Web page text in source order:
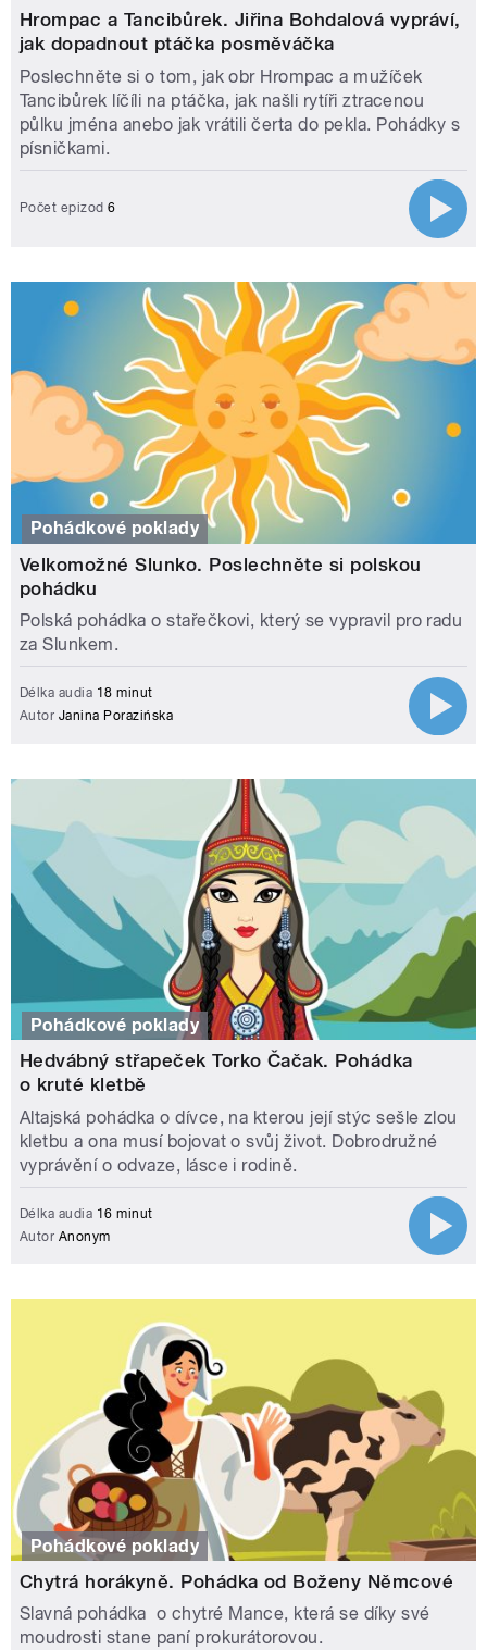
Hrompac a Tancibůrek. Jiřina Bohdalová vypráví,
jak dopadnout ptáčka posměváčka
Poslechněte si o tom, jak obr Hrompac a mužíček
Tancibůrek líčíli na ptáčka, jak našli rytíři ztracenou
půlku jména anebo jak vrátili čerta do pekla. Pohádky s
písničkami.
Počet epizod 6
Pohádkové poklady
Velkomožné Slunko. Poslechněte si polskou
pohádku
Polská pohádka o stařečkovi, který se vypravil pro radu
za Slunkem.
Délka audia 18 minut
Autor Janina Porazińska
Pohádkové poklady
Hedvábný střapeček Torko Čačak. Pohádka
o kruté kletbě
Altajská pohádka o dívce, na kterou její stýc sešle zlou
kletbu a ona musí bojovat o svůj život. Dobrodružné
vyprávění o odvaze, lásce i rodině.
Délka audia 16 minut
Autor Anonym
Pohádkové poklady
Chytrá horákyně. Pohádka od Boženy Němcové
Slavná pohádka o chytré Mance, která se díky své
moudrosti stane paní prokurátorovou.